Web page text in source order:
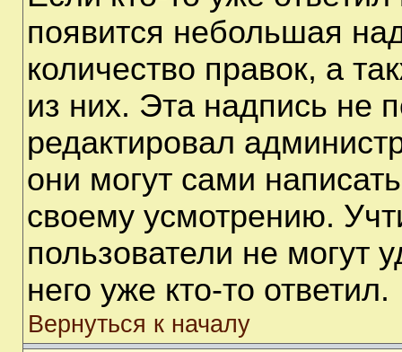
появится небольшая
количество правок, а
из них. Эта надпись не
редактировал
они могут сами
своему усмотрению.
пользователи не могут
него уже кто-то ответил.
Вернуться к началу